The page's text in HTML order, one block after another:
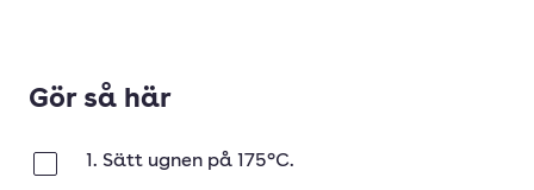
Gör så här
1. Sätt ugnen på 175°C.